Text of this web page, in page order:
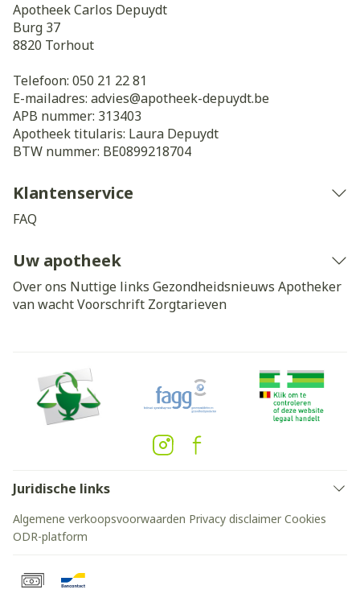
Apotheek Carlos Depuydt
Burg 37
8820 Torhout
Telefoon: 050 21 22 81
E-mailadres: advies@apotheek-depuydt.be
APB nummer: 313403
Apotheek titularis: Laura Depuydt
BTW nummer: BE0899218704
Klantenservice
FAQ
Uw apotheek
Over ons Nuttige links Gezondheidsnieuws Apotheker
van wachtVoorschrift Zorgtarieven
Juridische links
Algemene verkoopsvoorwaarden Privacy disclaimer Cookies
ODR-platform